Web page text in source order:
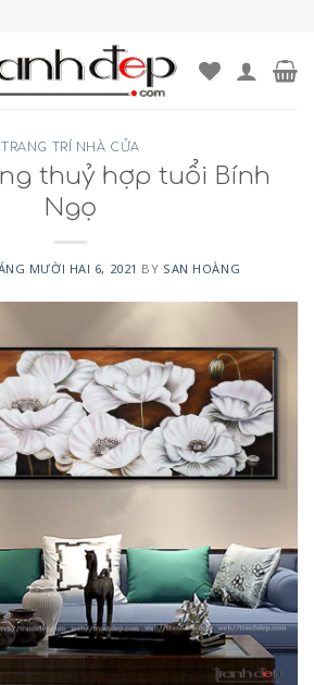
TRANG TRÍ NHÀ CỬA
thuỷ hợp tuổi Bính
Ngọ
MƯỜI HAI 6, 2021 BY SAN HOÀNG